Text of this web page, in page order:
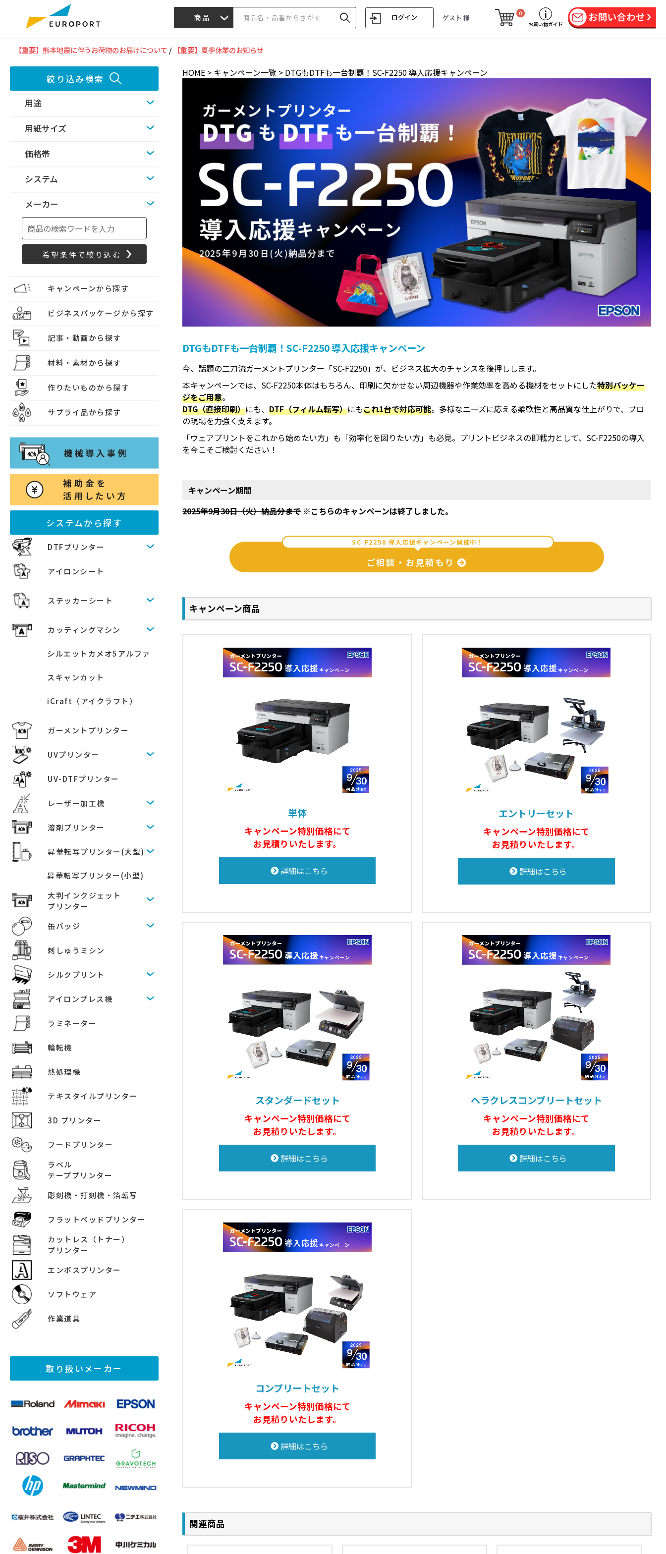
商品 ログイン ゲスト 様
0
お買い物ガイド
【重要】熊本地震に伴うお荷物のお届けについて / 【重要】夏季休業のお知らせ
絞り込み検索
用途
用紙サイズ
価格帯
システム
メーカー
キャンペーンから探す
ビジネスパッケージから探す
記事・動画から探す
材料・素材から探す
作りたいものから探す
サプライ品から探す
システムから探す
DTFプリンター
アイロンシート
ステッカーシート
カッティングマシン
シルエットカメオ5アルファ
スキャンカット
iCraft（アイクラフト）
ガーメントプリンター
UVプリンター
UV-DTFプリンター
レーザー加工機
溶剤プリンター
昇華転写プリンター(大型)
昇華転写プリンター(小型)
大判インクジェット
プリンター
缶バッジ
刺しゅうミシン
シルクプリント
アイロンプレス機
ラミネーター
輪転機
熱処理機
テキスタイルプリンター
3D プリンター
フードプリンター
ラベル
テーププリンター
彫刻機・打刻機・箔転写
フラットベッドプリンター
カットレス（トナー）
プリンター
エンボスプリンター
ソフトウェア
作業道具
取り扱いメーカー
HOME > キャンペーン一覧 > DTGもDTFも一台制覇！SC-F2250 導入応援キャンペーン
DTGもDTFも一台制覇！SC-F2250 導入応援キャンペーン
今、話題の二刀流ガーメントプリンター「SC-F2250」が、ビジネス拡大のチャンスを後押しします。
本キャンペーンでは、SC-F2250本体はもちろん、印刷に欠かせない周辺機器や作業効率を高める機材をセットにした特別パッケー
ジをご用意。
DTG（直接印刷）にも、DTF（フィルム転写）にもこれ1台で対応可能。多様なニーズに応える柔軟性と高品質な仕上がりで、プロ
の現場を力強く支えます。
「ウェアプリントをこれから始めたい方」も「効率化を図りたい方」も必見。プリントビジネスの即戦力として、SC-F2250の導入
を今こそご検討ください！
キャンペーン期間
2025年9月30日（火）納品分まで※こちらのキャンペーンは終了しました。
SC-F2250 導入応援キャンペーン開催中！
ご相談・お見積もり
キャンペーン商品
単体
キャンペーン特別価格にて
お見積りいたします。
詳細はこちら
エントリーセット
キャンペーン特別価格にて
お見積りいたします。
詳細はこちら
スタンダードセット
キャンペーン特別価格にて
お見積りいたします。
詳細はこちら
ヘラクレスコンプリートセット
キャンペーン特別価格にて
お見積りいたします。
詳細はこちら
コンプリートセット
キャンペーン特別価格にて
お見積りいたします。
詳細はこちら
関連商品